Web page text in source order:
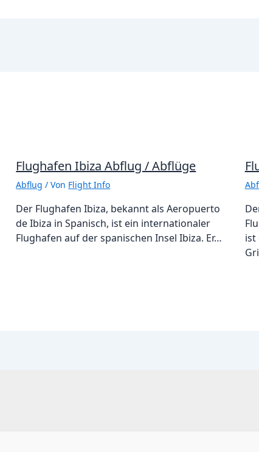
Flughafen Ibiza Abflug / Abflüge
Abflug / Von Flight Info
Der Flughafen Ibiza, bekannt als Aeropuerto
de Ibiza in Spanisch, ist ein internationaler
Flughafen auf der spanischen Insel Ibiza. Er…
ist